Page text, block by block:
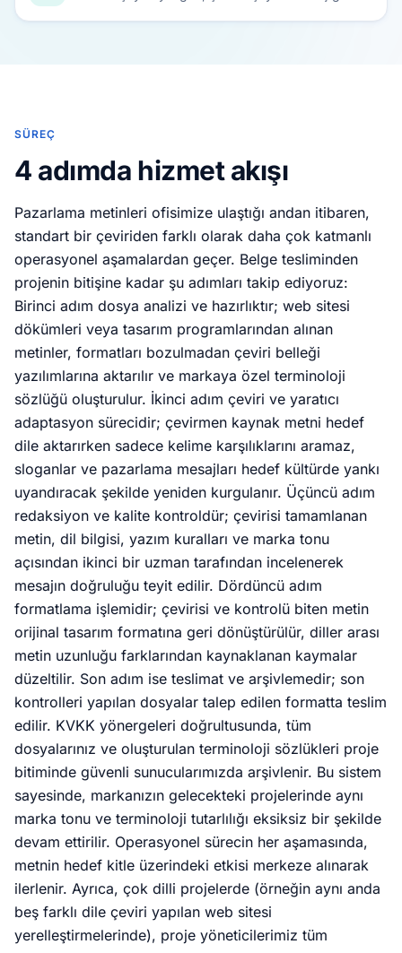
SÜREÇ
4 adımda hizmet akışı
Pazarlama metinleri ofisimize ulaştığı andan itibaren,
standart bir çeviriden farklı olarak daha çok katmanlı
operasyonel aşamalardan geçer. Belge tesliminden
projenin bitişine kadar şu adımları takip ediyoruz:
Birinci adım dosya analizi ve hazırlıktır; web sitesi
dökümleri veya tasarım programlarından alınan
metinler, formatları bozulmadan çeviri belleği
yazılımlarına aktarılır ve markaya özel terminoloji
sözlüğü oluşturulur. İkinci adım çeviri ve yaratıcı
adaptasyon sürecidir; çevirmen kaynak metni hedef
dile aktarırken sadece kelime karşılıklarını aramaz,
sloganlar ve pazarlama mesajları hedef kültürde yankı
uyandıracak şekilde yeniden kurgulanır. Üçüncü adım
redaksiyon ve kalite kontroldür; çevirisi tamamlanan
metin, dil bilgisi, yazım kuralları ve marka tonu
açısından ikinci bir uzman tarafından incelenerek
mesajın doğruluğu teyit edilir. Dördüncü adım
formatlama işlemidir; çevirisi ve kontrolü biten metin
orijinal tasarım formatına geri dönüştürülür, diller arası
metin uzunluğu farklarından kaynaklanan kaymalar
düzeltilir. Son adım ise teslimat ve arşivlemedir; son
kontrolleri yapılan dosyalar talep edilen formatta teslim
edilir. KVKK yönergeleri doğrultusunda, tüm
dosyalarınız ve oluşturulan terminoloji sözlükleri proje
bitiminde güvenli sunucularımızda arşivlenir. Bu sistem
sayesinde, markanızın gelecekteki projelerinde aynı
marka tonu ve terminoloji tutarlılığı eksiksiz bir şekilde
devam ettirilir. Operasyonel sürecin her aşamasında,
metnin hedef kitle üzerindeki etkisi merkeze alınarak
ilerlenir. Ayrıca, çok dilli projelerde (örneğin aynı anda
beş farklı dile çeviri yapılan web sitesi
yerelleştirmelerinde), proje yöneticilerimiz tüm